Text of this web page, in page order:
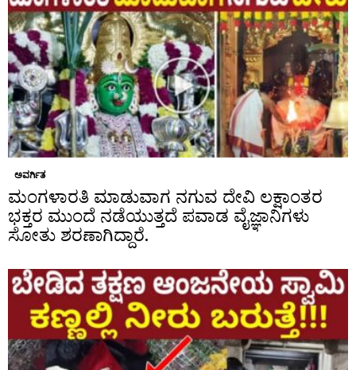
ಅವರ್ಗಿತ
ಮಂಗಳಾರತಿ ಮಾಡುವಾಗ ನಗುವ ದೇವಿ ಲಕ್ಷಾಂತರ
ಭಕ್ತರ ಮುಂದೆ ನಡೆಯುತ್ತದೆ ಪವಾಡ ವೈಜ್ಞಾನಿಗಳು
ಸೋತು ಶರಣಾಗಿದ್ದಾರೆ.